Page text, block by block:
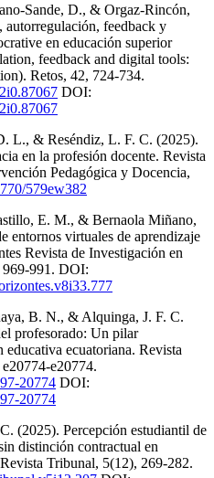
Sande, D., & Orgaz-Rincón,
feedback y
en educación superior
feedback and digital tools:
Retos, 42, 724-734.
DOI:
L., & Reséndiz, L. F. C. (2025).
en la profesión docente. Revista
Pedagógica y Docencia,
579ew382
E. M., & Bernaola Miñano,
entornos virtuales de aprendizaje
Revista de Investigación en
969-991. DOI:
B. N., & Alquinga, J. F. C.
profesorado: Un pilar
ecuatoriana. Revista
e20774.
20774 DOI:
20774
(2025). Percepción estudiantil de
distinción contractual en
Tribunal, 5(12), 269-282.